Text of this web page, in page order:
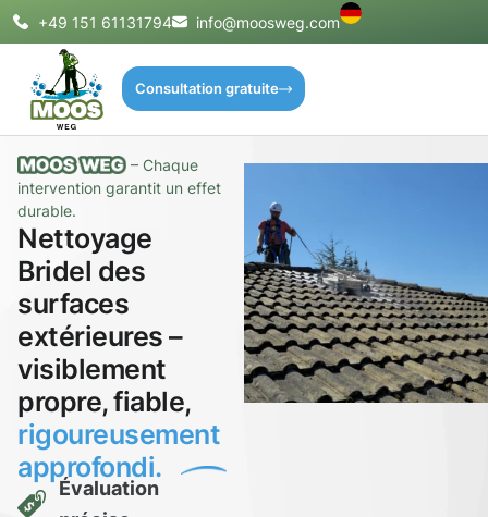
+49 151 61131794 info@moosweg.com
Consultation gratuite
– Chaque
intervention garantit un effet
durable.
Nettoyage
Bridel des
surfaces
extérieures –
visiblement
propre, fiable,
rigoureusement
approfondi.
Évaluation